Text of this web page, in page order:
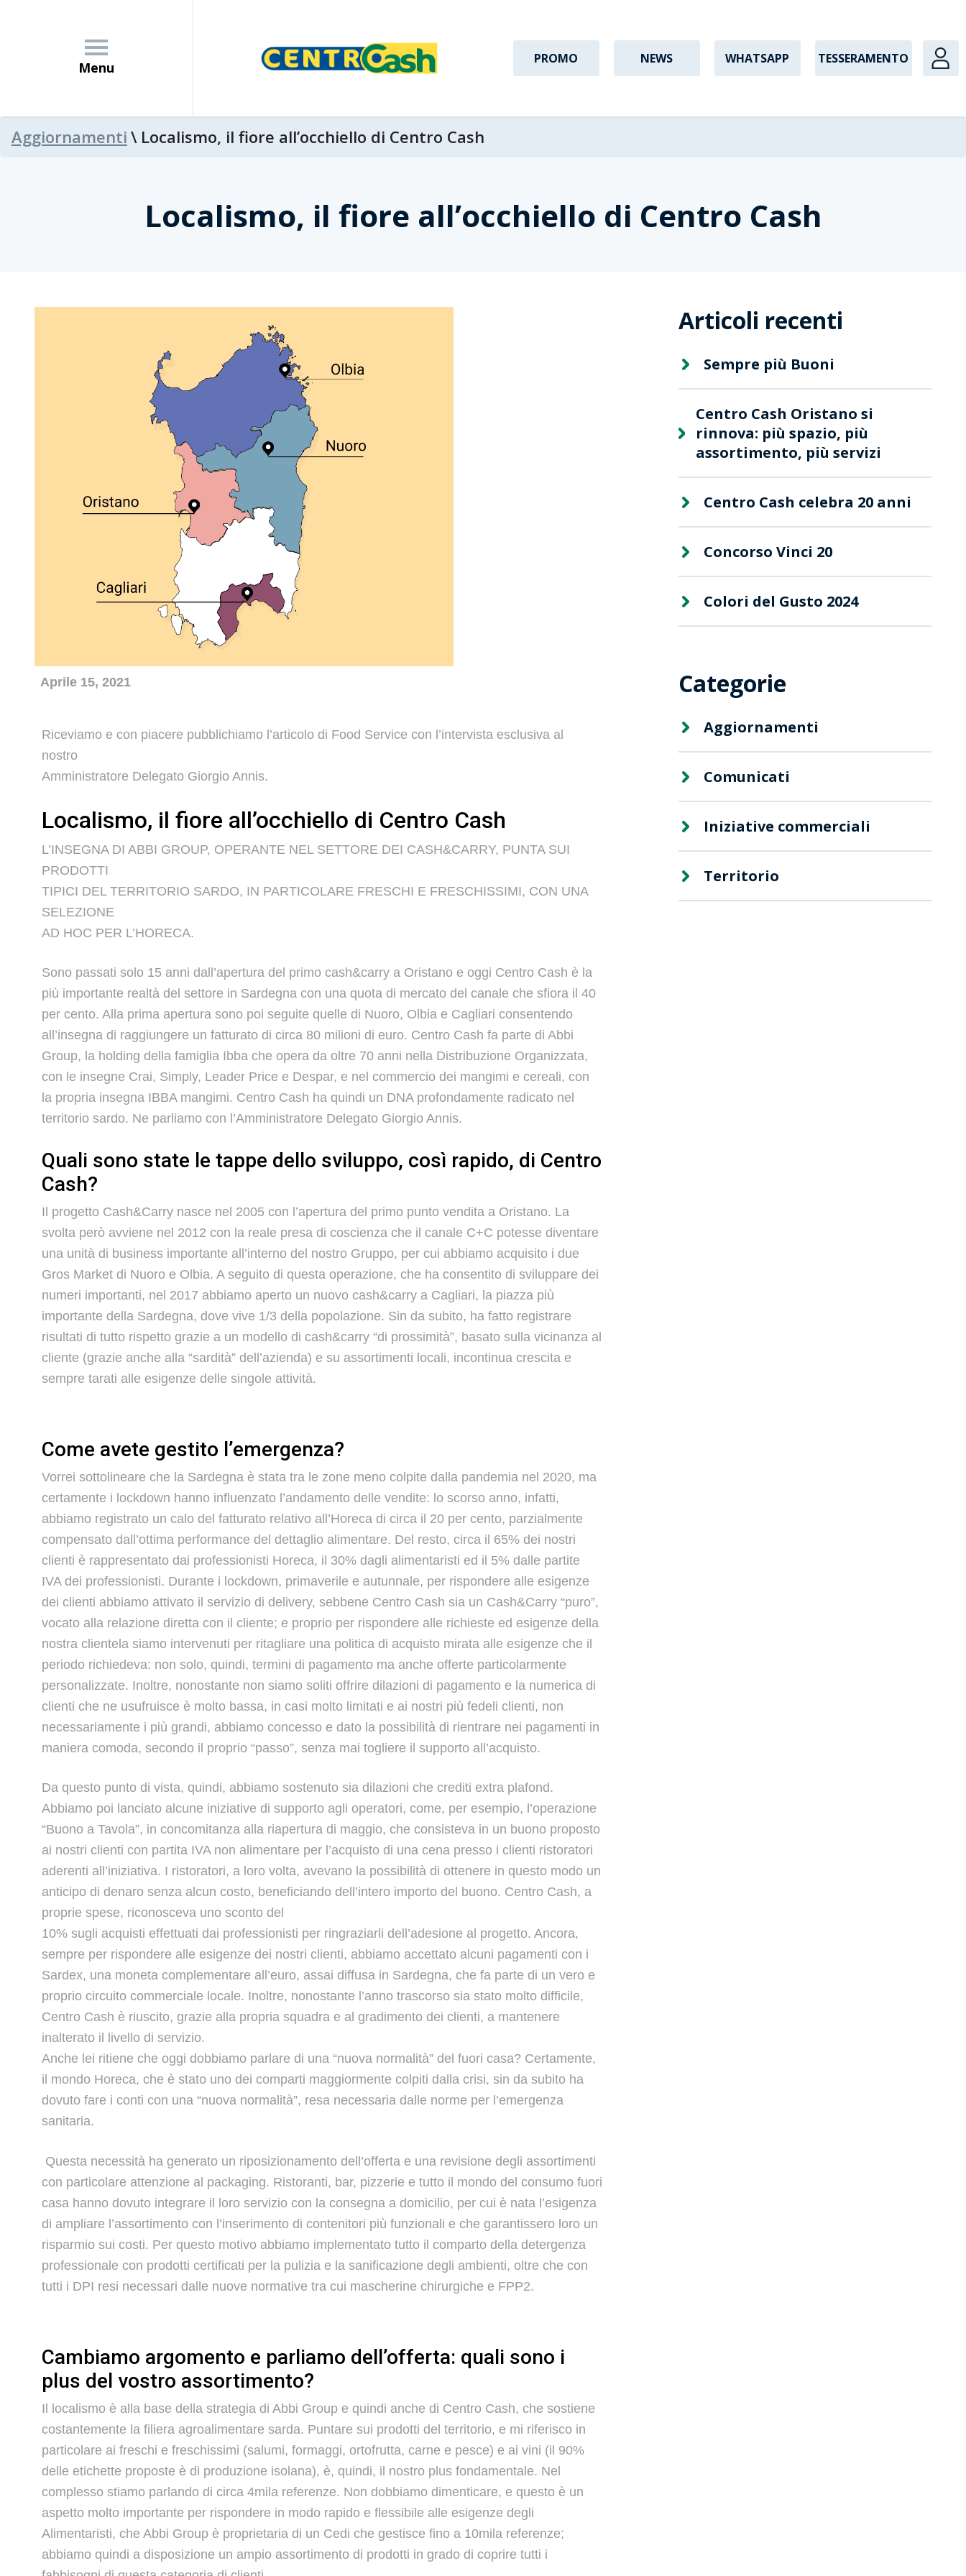
Menu
PROMO NEWS WHATSAPP TESSERAMENTO
Aggiornamenti \ Localismo, il fiore all’occhiello di Centro Cash
Area Riservata
Localismo, il fiore all’occhiello di Centro Cash
Aprile 15, 2021
Riceviamo e con piacere pubblichiamo l’articolo di Food Service con l’intervista esclusiva al
nostro
Amministratore Delegato Giorgio Annis.
Localismo, il fiore all’occhiello di Centro Cash
L’INSEGNA DI ABBI GROUP, OPERANTE NEL SETTORE DEI CASH&CARRY, PUNTA SUI
PRODOTTI
TIPICI DEL TERRITORIO SARDO, IN PARTICOLARE FRESCHI E FRESCHISSIMI, CON UNA
SELEZIONE
AD HOC PER L’HORECA.
Sono passati solo 15 anni dall’apertura del primo cash&carry a Oristano e oggi Centro Cash è la
più importante realtà del settore in Sardegna con una quota di mercato del canale che sfiora il 40
per cento. Alla prima apertura sono poi seguite quelle di Nuoro, Olbia e Cagliari consentendo
all’insegna di raggiungere un fatturato di circa 80 milioni di euro. Centro Cash fa parte di Abbi
Group, la holding della famiglia Ibba che opera da oltre 70 anni nella Distribuzione Organizzata,
con le insegne Crai, Simply, Leader Price e Despar, e nel commercio dei mangimi e cereali, con
la propria insegna IBBA mangimi. Centro Cash ha quindi un DNA profondamente radicato nel
territorio sardo. Ne parliamo con l’Amministratore Delegato Giorgio Annis.
Quali sono state le tappe dello sviluppo, così rapido, di Centro
Cash?
Il progetto Cash&Carry nasce nel 2005 con l’apertura del primo punto vendita a Oristano. La
svolta però avviene nel 2012 con la reale presa di coscienza che il canale C+C potesse diventare
una unità di business importante all’interno del nostro Gruppo, per cui abbiamo acquisito i due
Gros Market di Nuoro e Olbia. A seguito di questa operazione, che ha consentito di sviluppare dei
numeri importanti, nel 2017 abbiamo aperto un nuovo cash&carry a Cagliari, la piazza più
importante della Sardegna, dove vive 1/3 della popolazione. Sin da subito, ha fatto registrare
risultati di tutto rispetto grazie a un modello di cash&carry “di prossimità”, basato sulla vicinanza al
cliente (grazie anche alla “sardità” dell’azienda) e su assortimenti locali, incontinua crescita e
sempre tarati alle esigenze delle singole attività.
Come avete gestito l’emergenza?
Vorrei sottolineare che la Sardegna è stata tra le zone meno colpite dalla pandemia nel 2020, ma
certamente i lockdown hanno influenzato l’andamento delle vendite: lo scorso anno, infatti,
abbiamo registrato un calo del fatturato relativo all’Horeca di circa il 20 per cento, parzialmente
compensato dall’ottima performance del dettaglio alimentare. Del resto, circa il 65% dei nostri
clienti è rappresentato dai professionisti Horeca, il 30% dagli alimentaristi ed il 5% dalle partite
IVA dei professionisti. Durante i lockdown, primaverile e autunnale, per rispondere alle esigenze
dei clienti abbiamo attivato il servizio di delivery, sebbene Centro Cash sia un Cash&Carry “puro”,
vocato alla relazione diretta con il cliente; e proprio per rispondere alle richieste ed esigenze della
nostra clientela siamo intervenuti per ritagliare una politica di acquisto mirata alle esigenze che il
periodo richiedeva: non solo, quindi, termini di pagamento ma anche offerte particolarmente
personalizzate. Inoltre, nonostante non siamo soliti offrire dilazioni di pagamento e la numerica di
clienti che ne usufruisce è molto bassa, in casi molto limitati e ai nostri più fedeli clienti, non
necessariamente i più grandi, abbiamo concesso e dato la possibilità di rientrare nei pagamenti in
maniera comoda, secondo il proprio “passo”, senza mai togliere il supporto all’acquisto.
Da questo punto di vista, quindi, abbiamo sostenuto sia dilazioni che crediti extra plafond.
Abbiamo poi lanciato alcune iniziative di supporto agli operatori, come, per esempio, l’operazione
“Buono a Tavola”, in concomitanza alla riapertura di maggio, che consisteva in un buono proposto
ai nostri clienti con partita IVA non alimentare per l’acquisto di una cena presso i clienti ristoratori
aderenti all’iniziativa. I ristoratori, a loro volta, avevano la possibilità di ottenere in questo modo un
anticipo di denaro senza alcun costo, beneficiando dell’intero importo del buono. Centro Cash, a
proprie spese, riconosceva uno sconto del
10% sugli acquisti effettuati dai professionisti per ringraziarli dell’adesione al progetto. Ancora,
sempre per rispondere alle esigenze dei nostri clienti, abbiamo accettato alcuni pagamenti con i
Sardex, una moneta complementare all’euro, assai diffusa in Sardegna, che fa parte di un vero e
proprio circuito commerciale locale. Inoltre, nonostante l’anno trascorso sia stato molto difficile,
Centro Cash è riuscito, grazie alla propria squadra e al gradimento dei clienti, a mantenere
inalterato il livello di servizio.
Anche lei ritiene che oggi dobbiamo parlare di una “nuova normalità” del fuori casa? Certamente,
il mondo Horeca, che è stato uno dei comparti maggiormente colpiti dalla crisi, sin da subito ha
dovuto fare i conti con una “nuova normalità”, resa necessaria dalle norme per l’emergenza
sanitaria.
Questa necessità ha generato un riposizionamento dell’offerta e una revisione degli assortimenti
con particolare attenzione al packaging. Ristoranti, bar, pizzerie e tutto il mondo del consumo fuori
casa hanno dovuto integrare il loro servizio con la consegna a domicilio, per cui è nata l’esigenza
di ampliare l’assortimento con l’inserimento di contenitori più funzionali e che garantissero loro un
risparmio sui costi. Per questo motivo abbiamo implementato tutto il comparto della detergenza
professionale con prodotti certificati per la pulizia e la sanificazione degli ambienti, oltre che con
tutti i DPI resi necessari dalle nuove normative tra cui mascherine chirurgiche e FPP2.
Cambiamo argomento e parliamo dell’offerta: quali sono i
plus del vostro assortimento?
Il localismo è alla base della strategia di Abbi Group e quindi anche di Centro Cash, che sostiene
costantemente la filiera agroalimentare sarda. Puntare sui prodotti del territorio, e mi riferisco in
particolare ai freschi e freschissimi (salumi, formaggi, ortofrutta, carne e pesce) e ai vini (il 90%
delle etichette proposte è di produzione isolana), è, quindi, il nostro plus fondamentale. Nel
complesso stiamo parlando di circa 4mila referenze. Non dobbiamo dimenticare, e questo è un
aspetto molto importante per rispondere in modo rapido e flessibile alle esigenze degli
Alimentaristi, che Abbi Group è proprietaria di un Cedi che gestisce fino a 10mila referenze;
abbiamo quindi a disposizione un ampio assortimento di prodotti in grado di coprire tutti i
Articoli recenti
Sempre più Buoni
Centro Cash Oristano si
rinnova: più spazio, più
assortimento, più servizi
Centro Cash celebra 20 anni
Concorso Vinci 20
Colori del Gusto 2024
Categorie
Aggiornamenti
Comunicati
Iniziative commerciali
Territorio